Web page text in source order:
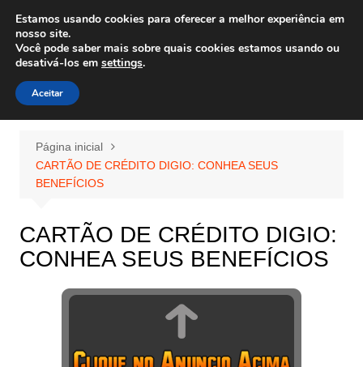
para
conteúdo
Wiley Wales
corais algas e vida marinha
Página inicial
CARTÃO DE CRÉDITO DIGIO: CONHEA SEUS
BENEFÍCIOS
CARTÃO DE CRÉDITO DIGIO:
CONHEA SEUS BENEFÍCIOS
Estamos usando cookies para oferecer a melhor experiência em
nosso site.
Você pode saber mais sobre quais cookies estamos usando ou
desativá-los em settings.
Aceitar